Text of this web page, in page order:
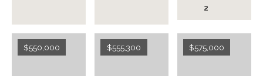
2
$550,000 $555,300 $575,000